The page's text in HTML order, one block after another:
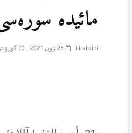
مائیدە سورەسی
fitrat dini 25 ژون 2021 70 گؤرۆنتۆلنمە